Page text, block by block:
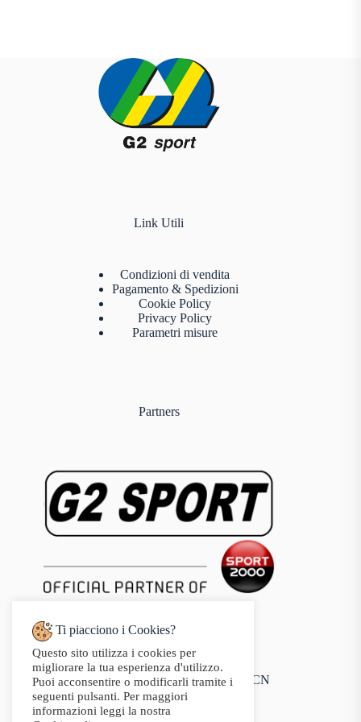
Link Utili
Condizioni di vendita
Pagamento & Spedizioni
Cookie Policy
Privacy Policy
Parametri misure
Partners
Indirizzo:
Via Audisio, 26, 12042 Bra CN
Telefono:
0172 412 414
Ti piacciono i Cookies?
Questo sito utilizza i cookies per
migliorare la tua esperienza d'utilizzo.
Puoi acconsentire o modificarli tramite i
seguenti pulsanti. Per maggiori
informazioni leggi la nostra